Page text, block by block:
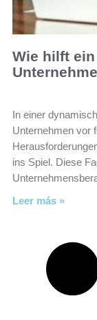
Wie hilft
In einer
Unternehmen vor
ins Spiel. Diese
Leer más »